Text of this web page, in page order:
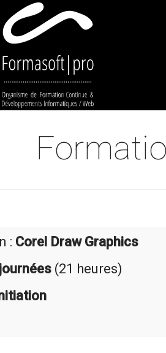
: Corel Draw Graphics
(21 heures)